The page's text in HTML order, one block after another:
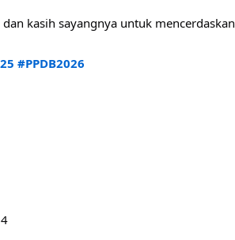
kasih sayangnya untuk
#PPDB2026